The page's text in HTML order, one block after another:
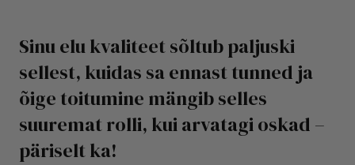
Sinu elu kvaliteet sõltub paljuski
sellest, kuidas sa ennast tunned ja
õige toitumine mängib selles
suuremat rolli, kui arvatagi oskad –
päriselt ka!